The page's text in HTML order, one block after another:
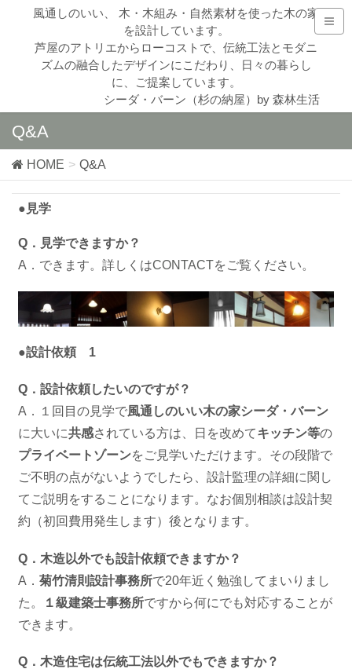
風通しのいい、 木・木組み・自然素材を使った木の家
を設計しています。
芦屋のアトリエからローコストで、伝統工法とモダニ
ズムの融合したデザインにこだわり、日々の暮らし
に、ご提案しています。
シーダ・バーン（杉の納屋）by 森林生活
Q&A
HOME Q&A
●見学
Q．見学できますか？
A．できます。詳しくはCONTACTをご覧ください。
●設計依頼 1
Q．設計依頼したいのですが？
A．１回目の見学で風通しのいい木の家シーダ・バーン
に大いに共感されている方は、日を改めてキッチン等の
プライベートゾーンをご見学いただけます。その段階で
ご不明の点がないようでしたら、設計監理の詳細に関し
てご説明をすることになります。なお個別相談は設計契
約（初回費用発生します）後となります。
Q．木造以外でも設計依頼できますか？
A． 菊竹清則設計事務所で20年近く勉強してまいりまし
た。
１級建築士事務所ですから何にでも対応することが
できます。
Q．木造住宅は伝統工法以外でもできますか？